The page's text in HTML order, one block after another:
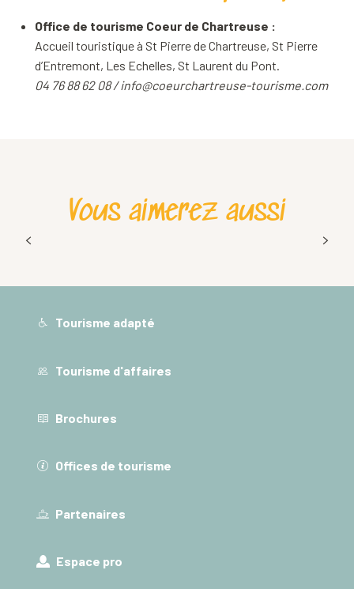
Office de tourisme Coeur de Chartreuse :
Accueil touristique à St Pierre de Chartreuse, St Pierre
d’Entremont, Les Echelles, St Laurent du Pont.
04 76 88 62 08 / info@coeurchartreuse-tourisme.com
Vous aimerez aussi
Tourisme adapté
Tourisme d'affaires
Brochures
Offices de tourisme
Partenaires
Espace pro